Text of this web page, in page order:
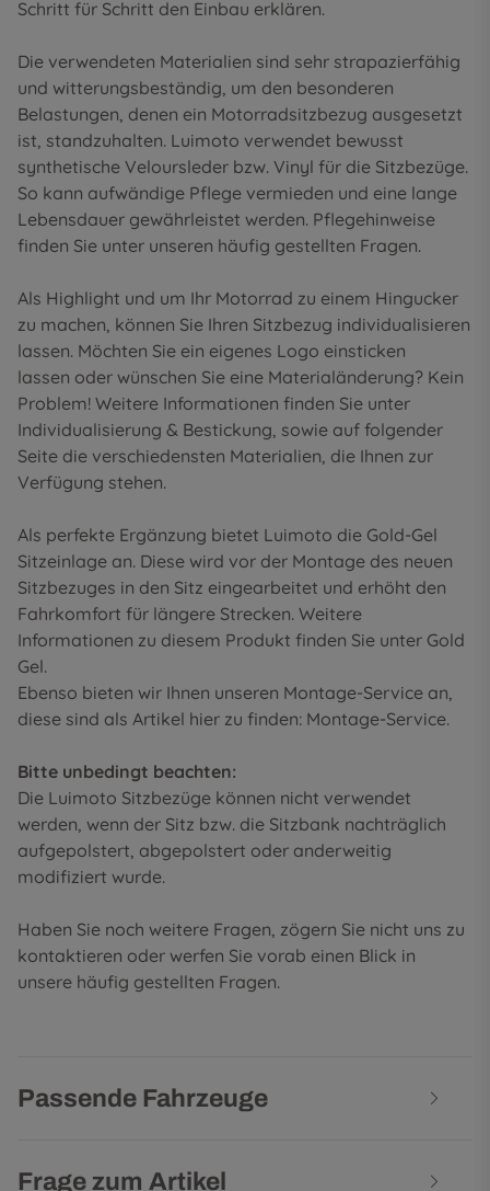
Schritt für Schritt den Einbau erklären.
Die verwendeten Materialien sind sehr strapazierfähig
und witterungsbeständig, um den besonderen
Belastungen, denen ein Motorradsitzbezug ausgesetzt
ist, standzuhalten. Luimoto verwendet bewusst
synthetische Veloursleder bzw. Vinyl für die Sitzbezüge.
So kann aufwändige Pflege vermieden und eine lange
Lebensdauer gewährleistet werden. Pflegehinweise
finden Sie unter unseren häufig gestellten Fragen.
Als Highlight und um Ihr Motorrad zu einem Hingucker
zu machen, können Sie Ihren Sitzbezug individualisieren
lassen. Möchten Sie ein eigenes Logo einsticken
lassen oder wünschen Sie eine Materialänderung? Kein
Problem! Weitere Informationen finden Sie unter
Individualisierung & Bestickung, sowie auf folgender
Seite die verschiedensten Materialien, die Ihnen zur
Verfügung stehen.
Als perfekte Ergänzung bietet Luimoto die Gold-Gel
Sitzeinlage an. Diese wird vor der Montage des neuen
Sitzbezuges in den Sitz eingearbeitet und erhöht den
Fahrkomfort für längere Strecken. Weitere
Informationen zu diesem Produkt finden Sie unter Gold
Gel.
Ebenso bieten wir Ihnen unseren Montage-Service an,
diese sind als Artikel hier zu finden: Montage-Service.
Bitte unbedingt beachten:
Die Luimoto Sitzbezüge können nicht verwendet
werden, wenn der Sitz bzw. die Sitzbank nachträglich
aufgepolstert, abgepolstert oder anderweitig
modifiziert wurde.
Haben Sie noch weitere Fragen, zögern Sie nicht uns zu
kontaktieren oder werfen Sie vorab einen Blick in
unsere häufig gestellten Fragen.
Passende Fahrzeuge
Frage zum Artikel